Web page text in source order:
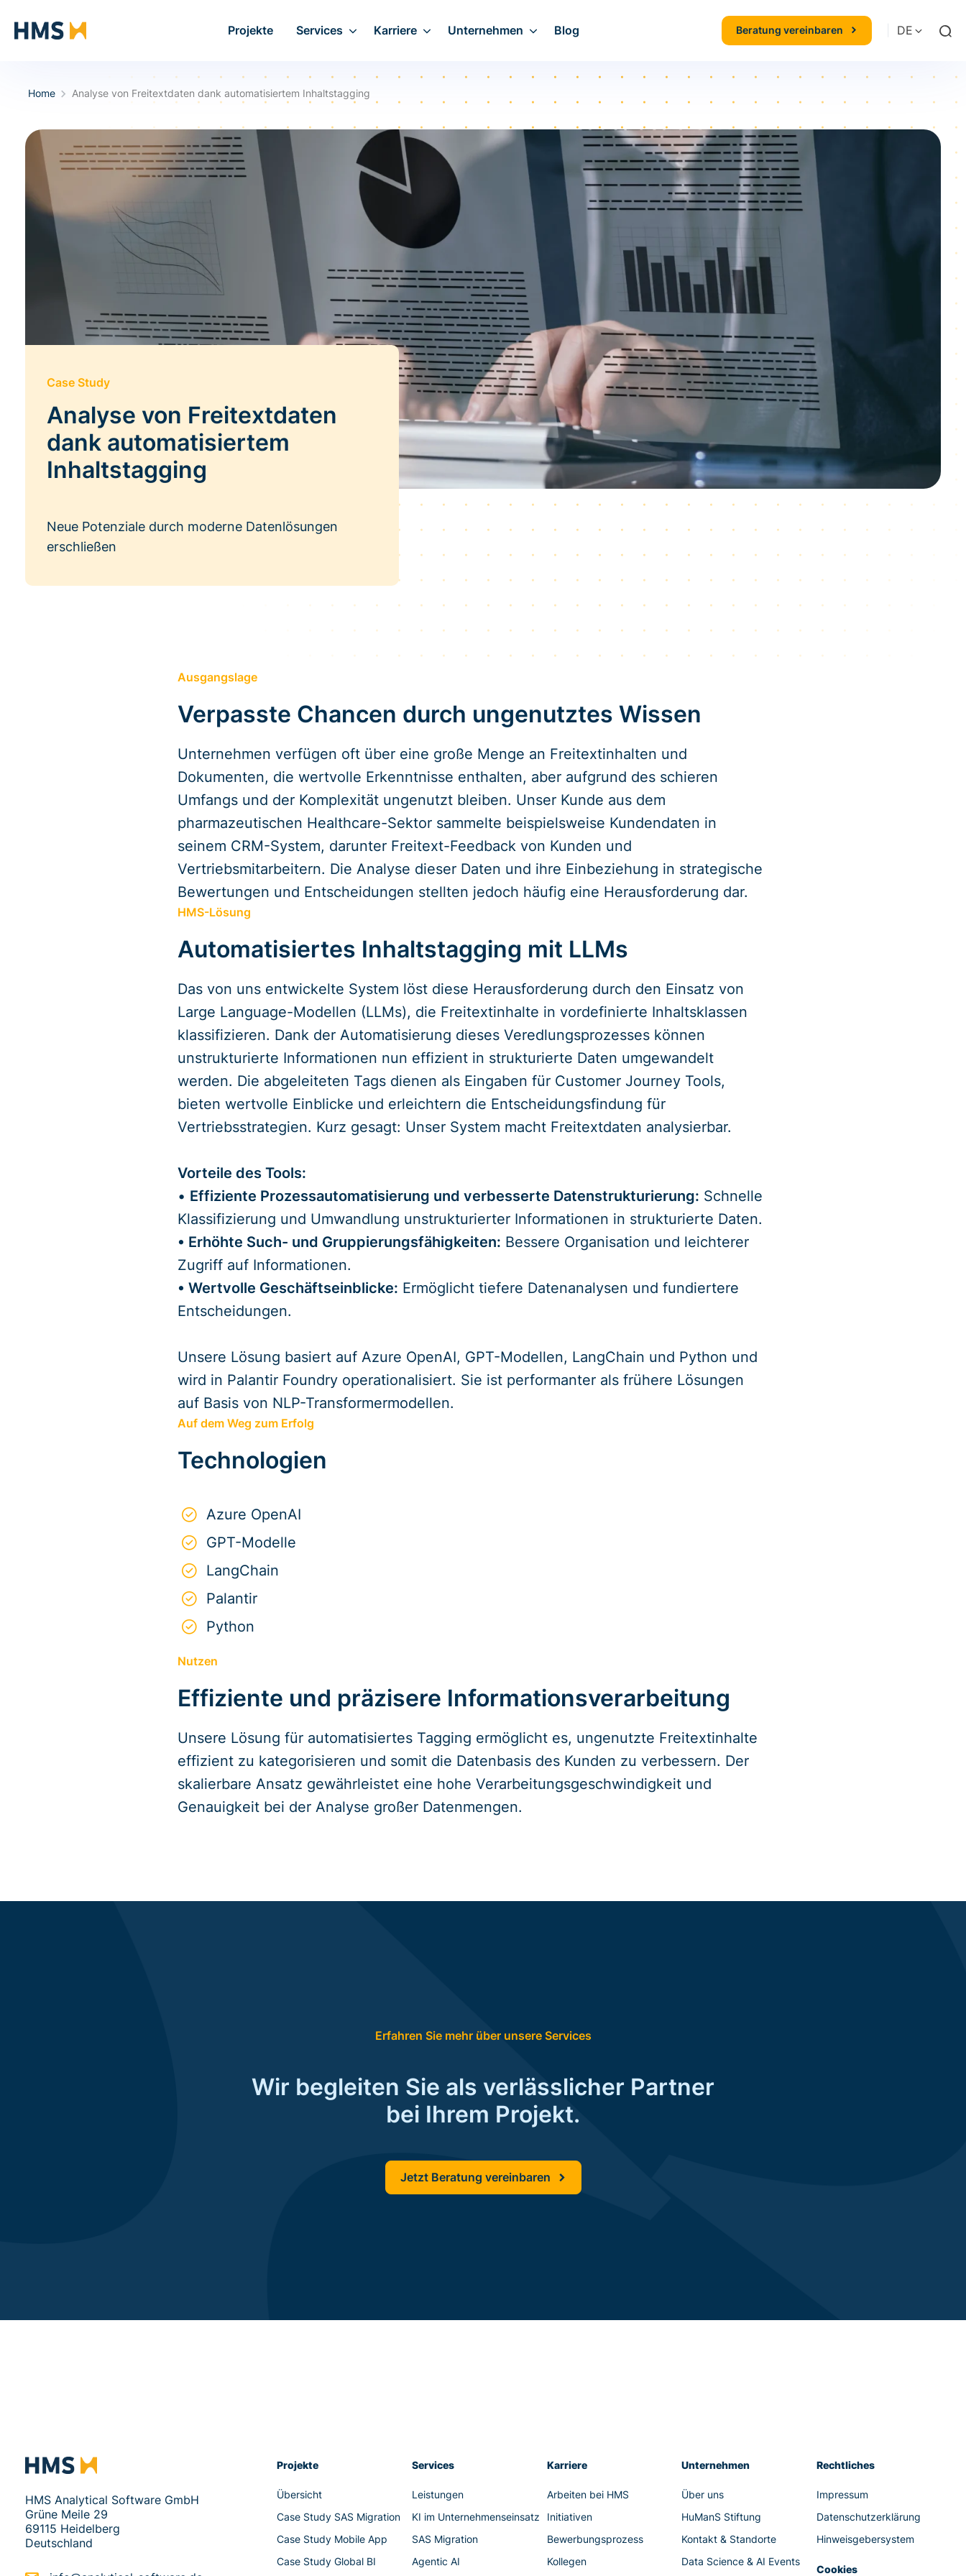
Projekte Services Karriere Unternehmen Blog Beratung vereinbaren DE
Home Analyse von Freitextdaten dank automatisiertem Inhaltstagging
Case Study
Analyse von Freitextdaten
dank automatisiertem
Inhaltstagging
Neue Potenziale durch moderne Datenlösungen
erschließen
Ausgangslage
Verpasste Chancen durch ungenutztes Wissen
Unternehmen verfügen oft über eine große Menge an Freitextinhalten und
Dokumenten, die wertvolle Erkenntnisse enthalten, aber aufgrund des schieren
Umfangs und der Komplexität ungenutzt bleiben. Unser Kunde aus dem
pharmazeutischen Healthcare-Sektor sammelte beispielsweise Kundendaten in
seinem CRM-System, darunter Freitext-Feedback von Kunden und
Vertriebsmitarbeitern. Die Analyse dieser Daten und ihre Einbeziehung in strategische
Bewertungen und Entscheidungen stellten jedoch häufig eine Herausforderung dar.
HMS-Lösung
Automatisiertes Inhaltstagging mit LLMs
Das von uns entwickelte System löst diese Herausforderung durch den Einsatz von
Large Language-Modellen (LLMs), die Freitextinhalte in vordefinierte Inhaltsklassen
klassifizieren. Dank der Automatisierung dieses Veredlungsprozesses können
unstrukturierte Informationen nun effizient in strukturierte Daten umgewandelt
werden. Die abgeleiteten Tags dienen als Eingaben für Customer Journey Tools,
bieten wertvolle Einblicke und erleichtern die Entscheidungsfindung für
Vertriebsstrategien. Kurz gesagt: Unser System macht Freitextdaten analysierbar.
Vorteile des Tools:
• Effiziente Prozessautomatisierung und verbesserte Datenstrukturierung: Schnelle
Klassifizierung und Umwandlung unstrukturierter Informationen in strukturierte Daten.
• Erhöhte Such- und Gruppierungsfähigkeiten: Bessere Organisation und leichterer
Zugriff auf Informationen.
• Wertvolle Geschäftseinblicke: Ermöglicht tiefere Datenanalysen und fundiertere
Entscheidungen.
Unsere Lösung basiert auf Azure OpenAI, GPT-Modellen, LangChain und Python und
wird in Palantir Foundry operationalisiert. Sie ist performanter als frühere Lösungen
auf Basis von NLP-Transformermodellen.
Auf dem Weg zum Erfolg
Technologien
Azure OpenAI
GPT-Modelle
LangChain
Palantir
Python
Nutzen
Effiziente und präzisere Informationsverarbeitung
Unsere Lösung für automatisiertes Tagging ermöglicht es, ungenutzte Freitextinhalte
effizient zu kategorisieren und somit die Datenbasis des Kunden zu verbessern. Der
skalierbare Ansatz gewährleistet eine hohe Verarbeitungsgeschwindigkeit und
Genauigkeit bei der Analyse großer Datenmengen.
Erfahren Sie mehr über unsere Services
Wir begleiten Sie als verlässlicher Partner
bei Ihrem Projekt.
Jetzt Beratung vereinbaren
HMS Analytical Software GmbH
Grüne Meile 29
69115 Heidelberg
Deutschland
Projekte
Übersicht
Case Study SAS Migration
Case Study Mobile App
Case Study Global BI
Services
Leistungen
KI im Unternehmenseinsatz
SAS Migration
Agentic AI
Karriere
Arbeiten bei HMS
Initiativen
Bewerbungsprozess
Kollegen
Unternehmen
Über uns
HuManS Stiftung
Kontakt & Standorte
Data Science & AI Events
Rechtliches
Impressum
Datenschutzerklärung
Hinweisgebersystem
Cookies